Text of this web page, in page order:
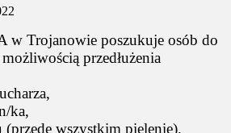
w Trojanowie poszukuje osób do
przedłużenia
ka,
wszystkim pielenie).